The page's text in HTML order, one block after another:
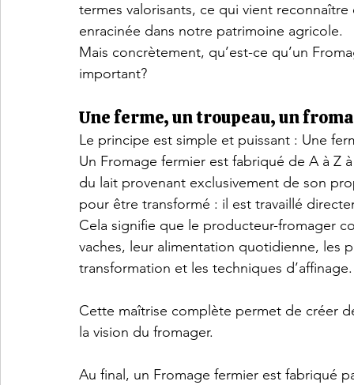
termes valorisants, ce qui vient
enracinée dans notre patrimoine agricole.
Mais concrètement, qu’est-ce qu’un
important?
Une ferme, un troupeau, un
Le principe est simple et puissant : Une
Un Fromage fermier est fabriqué de A à Z
du lait provenant exclusivement de son
pour être transformé : il est travaillé
Cela signifie que le producteur-fromager
vaches, leur alimentation quotidienne, les
transformation et les techniques d’affinage.
Cette maîtrise complète permet de créer
la vision du fromager.
Au final, un Fromage fermier est fabriqué